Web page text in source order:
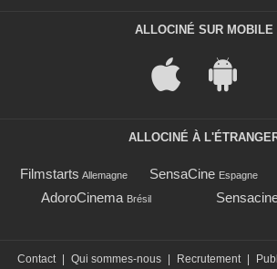
ALLOCINÉ SUR MOBILE
ALLOCINÉ À
Filmstarts Allemagne SensaCine Espagne
AdoroCinema Brésil
Contact | Qui sommes-nous | Recrutement |